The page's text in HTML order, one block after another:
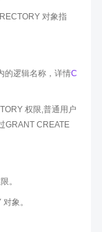
对象指
的逻辑名称，详情C
权限,普通用户
GRANT CREATE
。
象。